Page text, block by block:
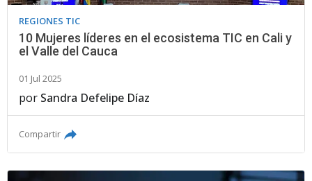
REGIONES TIC
10 Mujeres líderes en el ecosistema TIC en Cali y
el Valle del Cauca
01 Jul 2025
por Sandra Defelipe Díaz
Compartir